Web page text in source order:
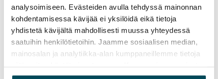
analysoimiseen. Evästeiden avulla tehdyssä mainonnan
kohdentamisessa kävijää ei yksilöidä eikä tietoja
yhdistetä kävijältä mahdollisesti muussa yhteydessä
saatuihin henkilötietoihin. Jaamme sosiaalisen median,
mainosalan ja analytiikka-alan kumppaneillemme tietoja
yhdistää näitä tietoja muihin tietoihin, joita olet antanut
Yhtiökokous päätti, että SATO Oyj ei jaa osinkoa
31.12.2022 päättyneeltä tilikaudelta.
Lisätietoja:
Talousjohtaja Markku Honkasalo, p. 020 134 4226